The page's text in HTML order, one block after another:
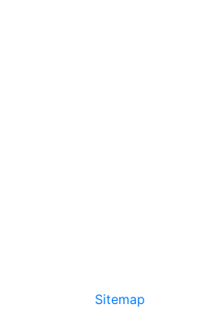
Sitemap